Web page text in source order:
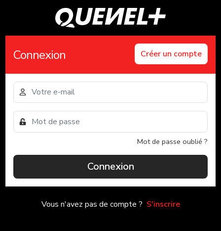
Connexion Créer un compte
Mot de passe oublié ?
Connexion
Vous n'avez pas de compte ? S'inscrire